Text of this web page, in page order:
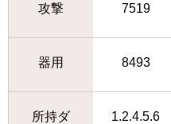
攻撃 7519
器用 8493
所持ダ
1.2.4.5.6